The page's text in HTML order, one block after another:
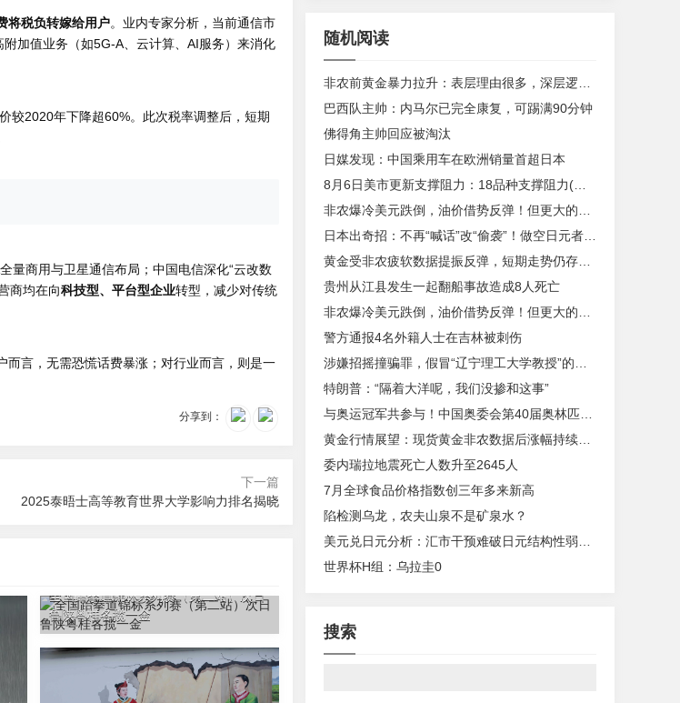
将税负转嫁给用户。业内专家分析，当前通信市
加值业务（如5G-A、云计算、AI服务）来消化
较2020年下降超60%。此次税率调整后，短期
量商用与卫星通信布局；中国电信深化“云改数
商均在向科技型、平台型企业转型，减少对传统
言，无需恐慌话费暴涨；对行业而言，则是一
分享到：
下一篇
2025泰晤士高等教育世界大学影响力排名揭晓
全国跆拳道锦标系列赛（第二站）次日
鲁陕粤桂各揽一金
随机阅读
巴西队主帅：内马尔已完全康复，可踢满90分钟
佛得角主帅回应被淘汰
日媒发现：中国乘用车在欧洲销量首超日本
8月6日美市更新支撑阻力：18品种支撑阻力(金银铂钯原油天然气铜及十大货币对)
日本出奇招：不再“喊话”改“偷袭”！做空日元者“瑟瑟发抖”
黄金受非农疲软数据提振反弹，短期走势仍存多空博弈
贵州从江县发生一起翻船事故造成8人死亡
警方通报4名外籍人士在吉林被刺伤
特朗普：“隔着大洋呢，我们没掺和这事”
与奥运冠军共参与！中国奥委会第40届奥林匹克日活动启幕
黄金行情展望：现货黄金非农数据后涨幅持续扩大
委内瑞拉地震死亡人数升至2645人
7月全球食品价格指数创三年多来新高
陷检测乌龙，农夫山泉不是矿泉水？
美元兑日元分析：汇市干预难破日元结构性弱势格局
世界杯H组：乌拉圭0
搜索